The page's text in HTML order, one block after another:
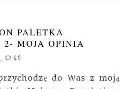
PALETKA
2- MOJA OPINIA
46
do Was z moją